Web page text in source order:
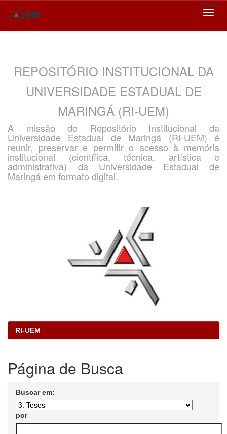
REPOSITÓRIO INSTITUCIONAL DA
UNIVERSIDADE ESTADUAL DE
MARINGÁ (RI-UEM)
A missão do Repositório Institucional da
Universidade Estadual de Maringá (RI-UEM) é
reunir, preservar e permitir o acesso à memória
institucional (científica, técnica, artística e
administrativa) da Universidade Estadual de
Maringá em formato digital.
RI-UEM
Página de Busca
Buscar em:
por